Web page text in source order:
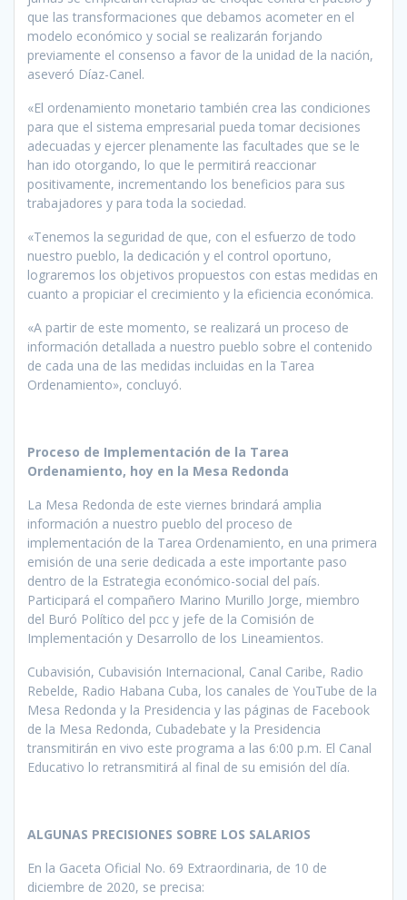
que las transformaciones que debamos acometer en el
modelo económico y social se realizarán forjando
previamente el consenso a favor de la unidad de la nación,
aseveró Díaz-Canel.
«El ordenamiento monetario también crea las condiciones
para que el sistema empresarial pueda tomar decisiones
adecuadas y ejercer plenamente las facultades que se le
han ido otorgando, lo que le permitirá reaccionar
positivamente, incrementando los beneficios para sus
trabajadores y para toda la sociedad.
«Tenemos la seguridad de que, con el esfuerzo de todo
nuestro pueblo, la dedicación y el control oportuno,
lograremos los objetivos propuestos con estas medidas en
cuanto a propiciar el crecimiento y la eficiencia económica.
«A partir de este momento, se realizará un proceso de
información detallada a nuestro pueblo sobre el contenido
de cada una de las medidas incluidas en la Tarea
Ordenamiento», concluyó.
Proceso de Implementación de la Tarea
Ordenamiento, hoy en la Mesa Redonda
La Mesa Redonda de este viernes brindará amplia
información a nuestro pueblo del proceso de
implementación de la Tarea Ordenamiento, en una primera
emisión de una serie dedicada a este importante paso
dentro de la Estrategia económico-social del país.
Participará el compañero Marino Murillo Jorge, miembro
del Buró Político del pcc y jefe de la Comisión de
Implementación y Desarrollo de los Lineamientos.
Cubavisión, Cubavisión Internacional, Canal Caribe, Radio
Rebelde, Radio Habana Cuba, los canales de YouTube de la
Mesa Redonda y la Presidencia y las páginas de Facebook
de la Mesa Redonda, Cubadebate y la Presidencia
transmitirán en vivo este programa a las 6:00 p.m. El Canal
Educativo lo retransmitirá al final de su emisión del día.
ALGUNAS PRECISIONES SOBRE LOS SALARIOS
En la Gaceta Oficial No. 69 Extraordinaria, de 10 de
diciembre de 2020, se precisa: